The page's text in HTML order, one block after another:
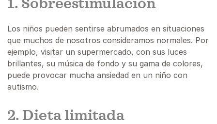
1. Sobreestimulación
Los niños pueden sentirse abrumados en situaciones
que muchos de nosotros consideramos normales. Por
ejemplo, visitar un supermercado, con sus luces
brillantes, su música de fondo y su gama de colores,
puede provocar mucha ansiedad en un niño con
autismo.
2. Dieta limitada